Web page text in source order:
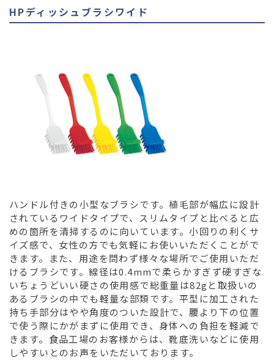
HPディッシュブラシワイド
ハンドル付きの小型なブラシです。植毛部が幅広に設計
されているワイドタイプで、スリムタイプと比べると広
めの箇所を清掃するのに向いています。小回りの利くサ
イズ感で、女性の方でも気軽にお使いいただくことがで
きます。また、用途を問わず様々な場所でご使用いただ
けるブラシです。線径は0.4mmで柔らかすぎず硬すぎな
いちょうどいい硬さの使用感で総重量は82gと取扱いの
あるブラシの中でも軽量な部類です。平型に加工された
持ち手部分はやや角度のついた設計で、腰より下の位置
で使う際にかがまずに使用でき、身体への負担を軽減で
きます。食品工場のお客様からは、靴底洗いなどに使用
しやすいとのお声をいただいております。